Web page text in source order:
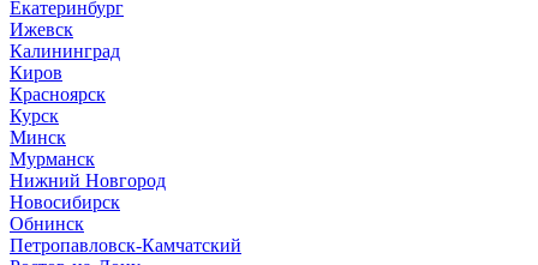
Екатеринбург
Ижевск
Калининград
Киров
Красноярск
Курск
Минск
Мурманск
Нижний Новгород
Новосибирск
Обнинск
Петропавловск-Камчатский